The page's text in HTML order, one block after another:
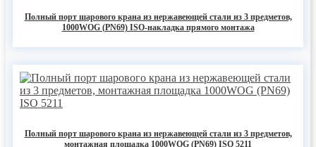
Полный порт шарового крана из нержавеющей стали из 3 предметов,
1000WOG (PN69) ISO-накладка прямого монтажа
Полный порт шарового крана из нержавеющей стали из 3 предметов,
монтажная площадка 1000WOG (PN69) ISO 5211